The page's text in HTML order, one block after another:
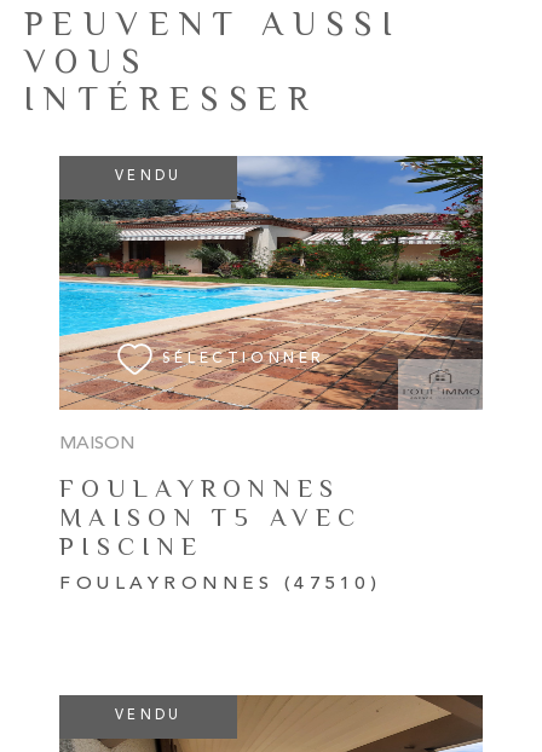
PEUVENT AUSSI
VOUS
INTÉRESSER
MAISON
FOULAYRONNES
MAISON T5 AVEC
PISCINE
FOULAYRONNES (47510)
VENDU
SÉLECTIONNER
VOIR LE BIEN
VENDU